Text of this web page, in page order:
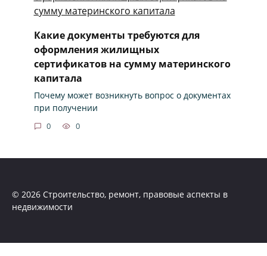
Какие документы требуются для
оформления жилищных
сертификатов на сумму материнского
капитала
Почему может возникнуть вопрос о документах
при получении
0 0
© 2026 Строительство, ремонт, правовые аспекты в
недвижимости